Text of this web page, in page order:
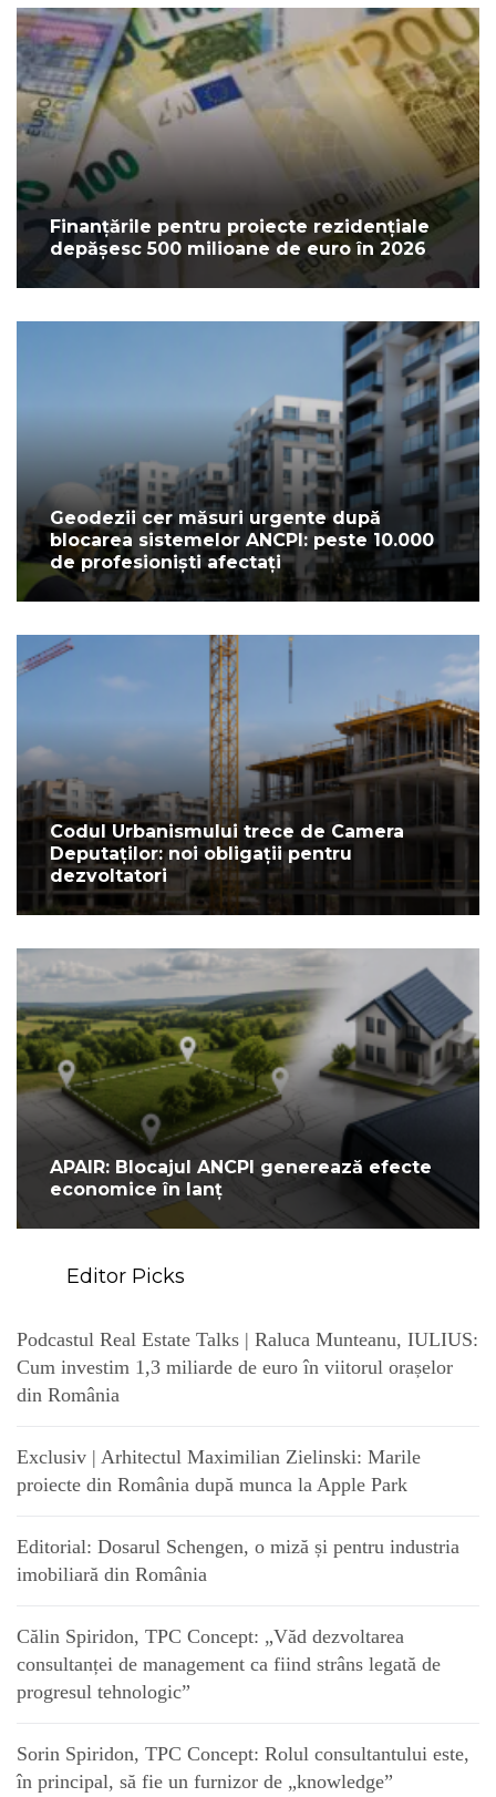
Finanțările pentru proiecte rezidențiale
depășesc 500 milioane de euro în 2026
Geodezii cer măsuri urgente după
blocarea sistemelor ANCPI: peste 10.000
de profesioniști afectați
Codul Urbanismului trece de Camera
Deputaților: noi obligații pentru
dezvoltatori
APAIR: Blocajul ANCPI generează efecte
economice în lanț
Editor Picks
Podcastul Real Estate Talks | Raluca Munteanu, IULIUS:
Cum investim 1,3 miliarde de euro în viitorul orașelor
din România
Exclusiv | Arhitectul Maximilian Zielinski: Marile
proiecte din România după munca la Apple Park
Editorial: Dosarul Schengen, o miză și pentru industria
imobiliară din România
Călin Spiridon, TPC Concept: „Văd dezvoltarea
consultanței de management ca fiind strâns legată de
progresul tehnologic”
Sorin Spiridon, TPC Concept: Rolul consultantului este,
în principal, să fie un furnizor de „knowledge”